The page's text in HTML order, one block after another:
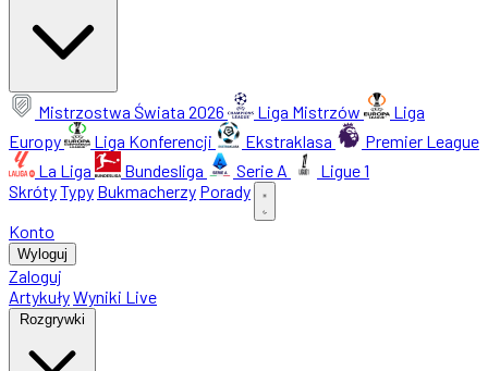
Mistrzostwa Świata 2026 Liga Mistrzów
Liga
Europy
Liga Konferencji Ekstraklasa
Premier League
La Liga
Bundesliga Serie A
Ligue 1
SkrótyTypy Bukmacherzy Porady
Konto
Wyloguj
Zaloguj
ArtykułyWyniki Live
Rozgrywki